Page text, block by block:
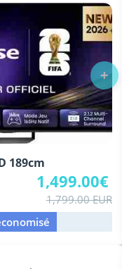
189cm
1,499.00€
1,799.00 EUR
+